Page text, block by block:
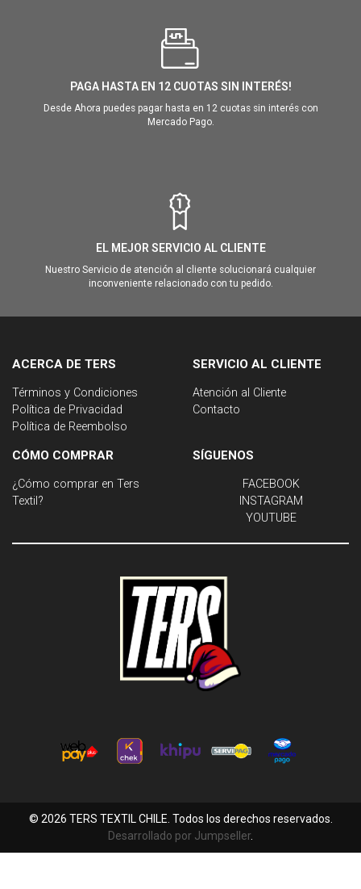
PAGA HASTA EN 12 CUOTAS SIN INTERÉS!
Desde Ahora puedes pagar hasta en 12 cuotas sin interés con
Mercado Pago.
EL MEJOR SERVICIO AL CLIENTE
Nuestro Servicio de atención al cliente solucionará cualquier
inconveniente relacionado con tu pedido.
ACERCA DE TERS
Términos y Condiciones
Política de Privacidad
Política de Reembolso
SERVICIO AL CLIENTE
Atención al Cliente
Contacto
CÓMO COMPRAR
¿Cómo comprar en Ters
Textil?
SÍGUENOS
FACEBOOK
INSTAGRAM
YOUTUBE
© 2026 TERS TEXTIL CHILE. Todos los derechos reservados.
Desarrollado por Jumpseller.